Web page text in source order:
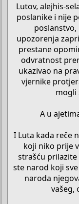
Lutov, alejhis-
poslanike i nije
poslanstvo,
upozorenja
prestane
odvratnost
ukazivao na
vjernike
mogli
A u
I Luta kada reče
koji niko prije
strašću prilazite
ste narod koji
naroda
vašeg,